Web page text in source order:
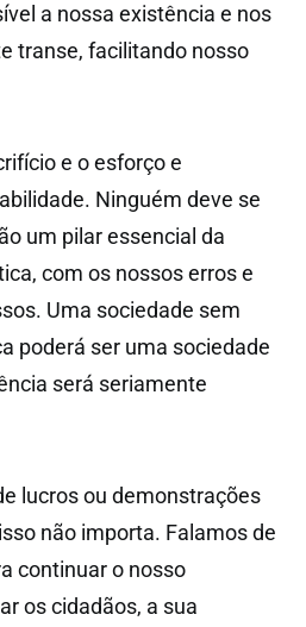
a nossa existência e nos
transe, facilitando nosso
e o esforço e
Ninguém deve se
um pilar essencial da
com os nossos erros e
Uma sociedade sem
poderá ser uma sociedade
será seriamente
lucros ou demonstrações
não importa. Falamos de
continuar o nosso
os cidadãos, a sua